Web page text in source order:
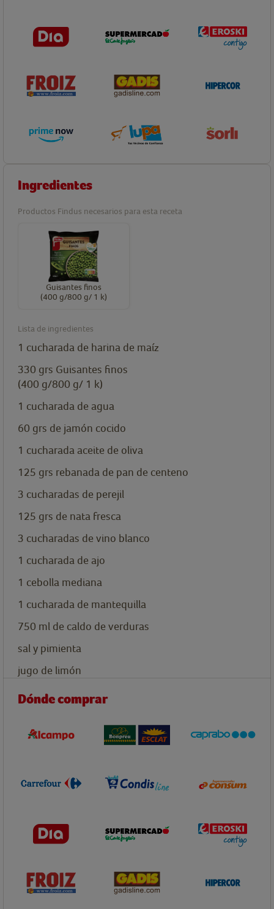
Ingredientes
Productos Findus necesarios para esta receta
Guisantes finos
(400 g/800 g/ 1 k)
Lista de ingredientes
1 cucharada de harina de maíz
330 grs Guisantes finos
(400 g/800 g/ 1 k)
1 cucharada de agua
60 grs de jamón cocido
1 cucharada aceite de oliva
125 grs rebanada de pan de centeno
3 cucharadas de perejil
125 grs de nata fresca
3 cucharadas de vino blanco
1 cucharada de ajo
1 cebolla mediana
1 cucharada de mantequilla
750 ml de caldo de verduras
sal y pimienta
jugo de limón
Dónde comprar